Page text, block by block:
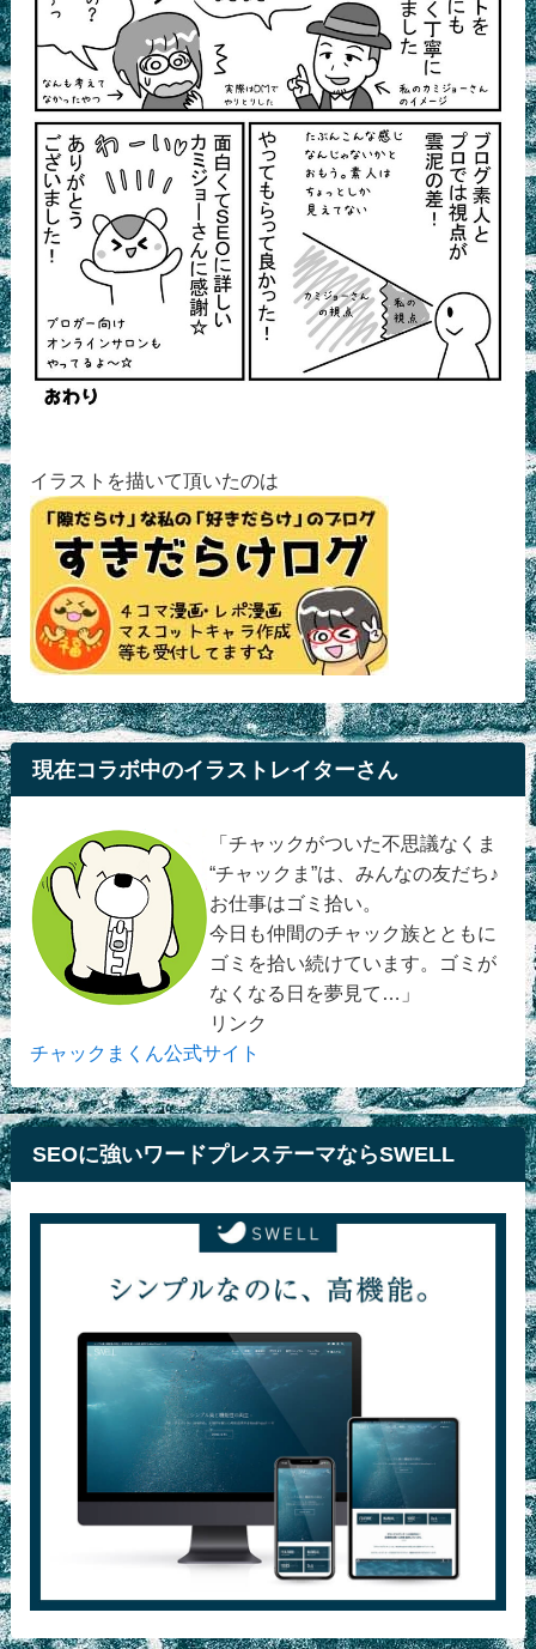
イラストを描いて頂いたのは
現在コラボ中のイラストレイターさん
「チャックがついた不思議なくま
“チャックま”は、みんなの友だち♪
お仕事はゴミ拾い。
今日も仲間のチャック族とともに
ゴミを拾い続けています。ゴミが
なくなる日を夢見て…」
リンク
チャックまくん公式サイト
SEOに強いワードプレステーマならSWELL